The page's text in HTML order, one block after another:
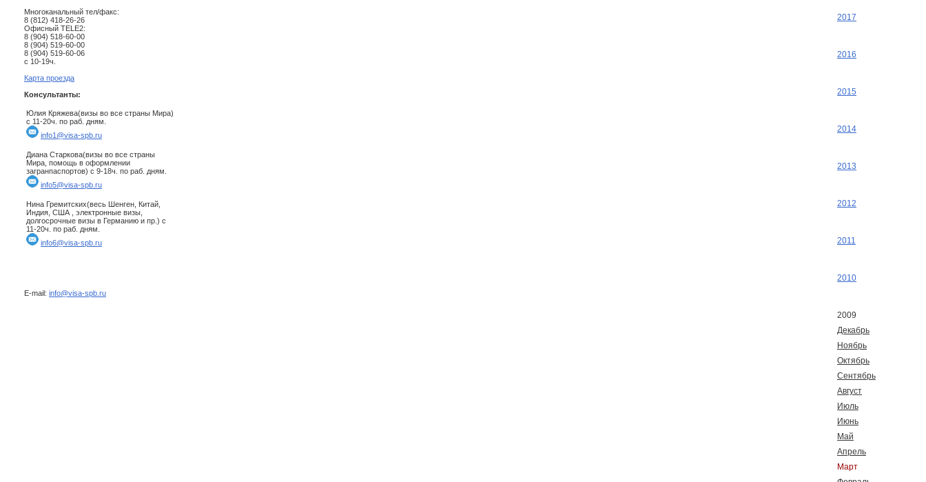
Многоканальный тел/факс:
8 (812) 418-26-26
Офисный TELE2:
8 (904) 518-60-00
8 (904) 519-60-00
8 (904) 519-60-06
с 10-19ч.
Карта проезда
Консультанты:
Юлия Кряжева(визы во все страны Мира)
с 11-20ч. по раб. дням.
info1@visa-spb.ru
Диана Старкова(визы во все страны
Мира, помощь в оформлении
загранпаспортов) с 9-18ч. по раб. дням.
info5@visa-spb.ru
Нина Гремитских(весь Шенген, Китай,
Индия, США , электронные визы,
долгосрочные визы в Германию и пр.) с
11-20ч. по раб. дням.
info6@visa-spb.ru
E-mail: info@visa-spb.ru
2017
2016
2015
2014
2013
2012
2011
2010
2009
Декабрь
Ноябрь
Октябрь
Сентябрь
Август
Июль
Июнь
Май
Апрель
Март